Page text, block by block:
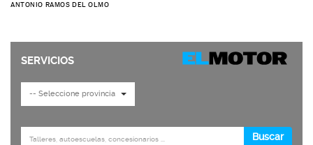
ANTONIO RAMOS DEL OLMO